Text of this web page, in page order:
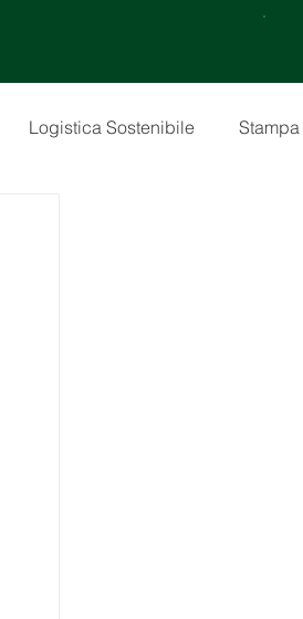
Logistica Sostenibile Stampa